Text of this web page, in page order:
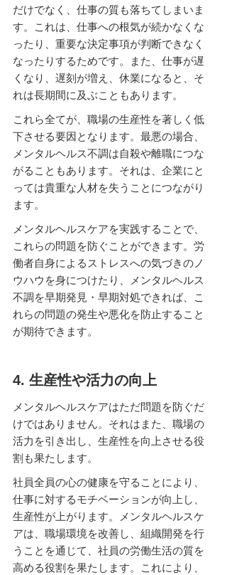
だけでなく、仕事の質も落ちてしまいま
す。これは、仕事への根気が続かなくな
ったり、重要な決定事項が判断できなく
なったりするためです。また、仕事が遅
くなり、遅刻が増え、休業になると、そ
れは長期間に及ぶこともあります。
これら全てが、職場の生産性を著しく低
下させる要因となります。最悪の場合、
メンタルヘルス不調は自殺や離職につな
がることもあります。それは、企業にと
っては貴重な人材を失うことにつながり
ます。
メンタルヘルスケアを実践することで、
これらの問題を防ぐことができます。労
働者自身によるストレスへの気づきのノ
ウハウを身につけたり、メンタルヘルス
不調を早期発見・早期対処できれば、こ
れらの問題の発生や悪化を防止すること
が期待できます。
4. 生産性や活力の向上
メンタルヘルスケアはただ問題を防ぐだ
けではありません。それはまた、職場の
活力を引き出し、生産性を向上させる役
割も果たします。
社員全員の心の健康を守ることにより、
仕事に対するモチベーションが向上し、
生産性が上がります。メンタルヘルスケ
アは、職場環境を改善し、組織開発を行
うことを通じて、社員の労働生活の質を
高める役割を果たします。これにより、